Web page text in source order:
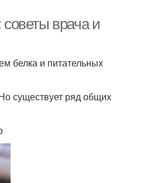
врача и
белка и питательных
существует ряд общих